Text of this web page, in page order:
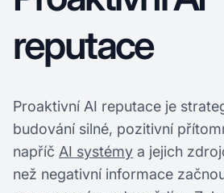
reputace
Proaktivní AI reputace je
budování silné, pozitivní
napříč AI systémy a jejich
než negativní informace